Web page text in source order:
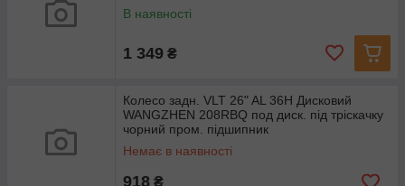
В наявності
1 349 ₴
Колесо задн. VLT 26" AL 36H Дисковий
WANGZHEN 208RBQ под диск. під тріскачку
чорний пром. підшипник
Немає в наявності
918 ₴